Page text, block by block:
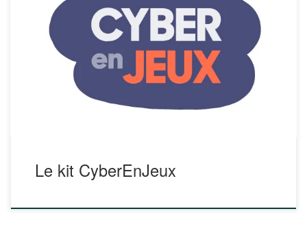
Le kit CyberEnJeux constitue un support pour la
construction d’une séquence pédagogique dédiée à la
formation de leurs élèves à la cybersécurité par la
conception de jeux. Quatre types de fiches sont mises à
disposition : organisation, cybersécurité, jeux, objectifs
pédagogiques. Composé de fiches thématiques et
pédagogiques ainsi que de […]
Le kit CyberEnJeux